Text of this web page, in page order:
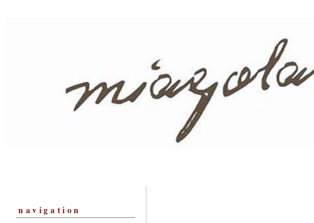
navigation